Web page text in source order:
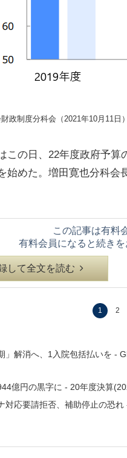
政制度分科会（2021年10月11日
の日、22年度政府予算
始めた。増田寛也分科会
この記事は有料
有料会員になると続きを
して全文を読む
1 2
」解消へ、1入院包括払いを -
億円の黒字に - 20年度決算
対応要請拒否、補助停止の恐